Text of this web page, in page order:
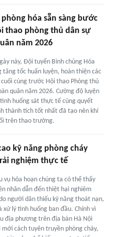
phòng hóa sẵn sàng bước
thao phòng thủ dân sự
năm 2026
này, Đội tuyển Binh chủng Hóa
tăng tốc huấn luyện, hoàn thiện các
cuối cùng trước Hội thao Phòng thủ
quân năm 2026. Cường độ luyện
huống sát thực tế cùng quyết
thành tích tốt nhất đã tạo nên khí
trên thao trường.
kỹ năng phòng cháy
nghiệm thực tế
vụ hỏa hoạn chúng ta có thể thấy
nhân dẫn đến thiệt hại nghiêm
người dân thiếu kỹ năng thoát nạn,
xử lý tình huống ban đầu. Chính vì
địa phương trên địa bàn Hà Nội
cách tuyên truyền phòng cháy,